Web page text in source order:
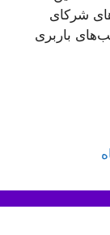
شرکای
باربری